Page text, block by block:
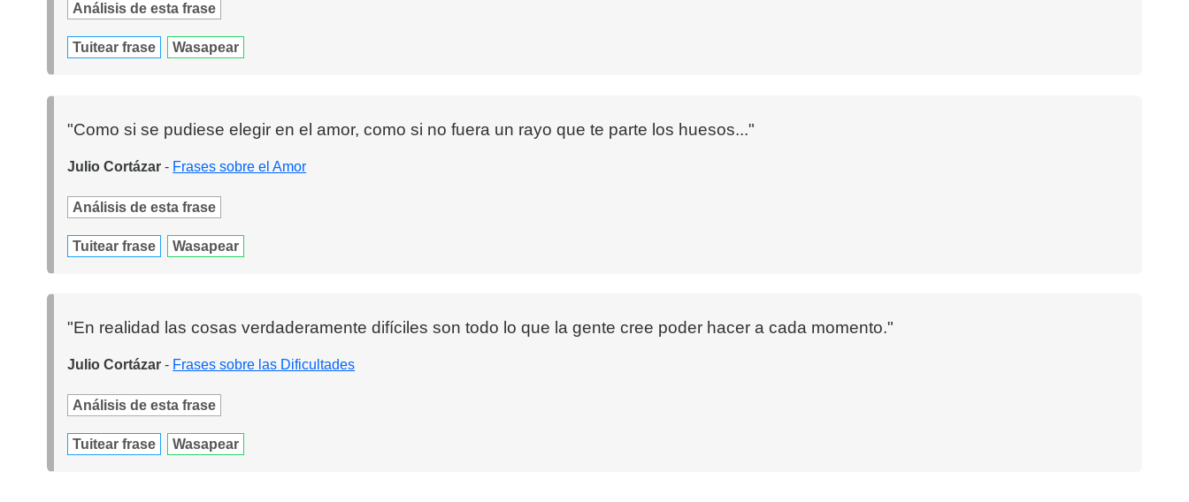
Análisis de esta frase
Tuitear frase Wasapear
"Como si se pudiese elegir en el amor, como si no fuera un rayo que te parte los huesos..."
Julio Cortázar - Frases sobre el Amor
Análisis de esta frase
Tuitear frase Wasapear
"En realidad las cosas verdaderamente difíciles son todo lo que la gente cree poder hacer a cada momento."
Julio Cortázar - Frases sobre las Dificultades
Análisis de esta frase
Tuitear frase Wasapear